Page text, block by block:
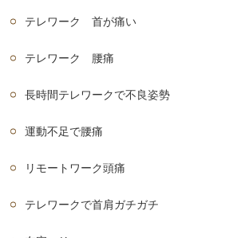
テレワーク 首が痛い
テレワーク 腰痛
長時間テレワークで不良姿勢
運動不足で腰痛
リモートワーク頭痛
テレワークで首肩ガチガチ